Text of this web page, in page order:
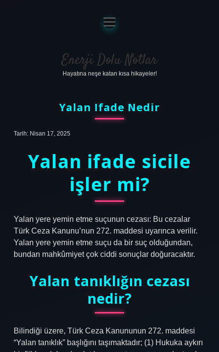
Anasayfa
Gizlilik Politikası
Yasal Uyarı
menüyü
aç
Enerji Dolu Notlar
Hayatına neşe katan kısa hikayeler!
Yalan Ifade Nedir
Tarih: Nisan 17, 2025
Yalan ifade sicile
işler mi?
Yalan yere yemin etme suçunun cezası: Bu cezalar
Türk Ceza Kanunu’nun 272. maddesi uyarınca verilir.
Yalan yere yemin etme suçu da bir suç olduğundan,
bundan mahkûmiyet çok ciddi sonuçlar doğuracaktır.
Yalan tanıklığın cezası
nedir?
Bilindiği üzere, Türk Ceza Kanununun 272. maddesi
“Yalan tanıklık” başlığını taşımaktadır; (1) Hukuka aykırı